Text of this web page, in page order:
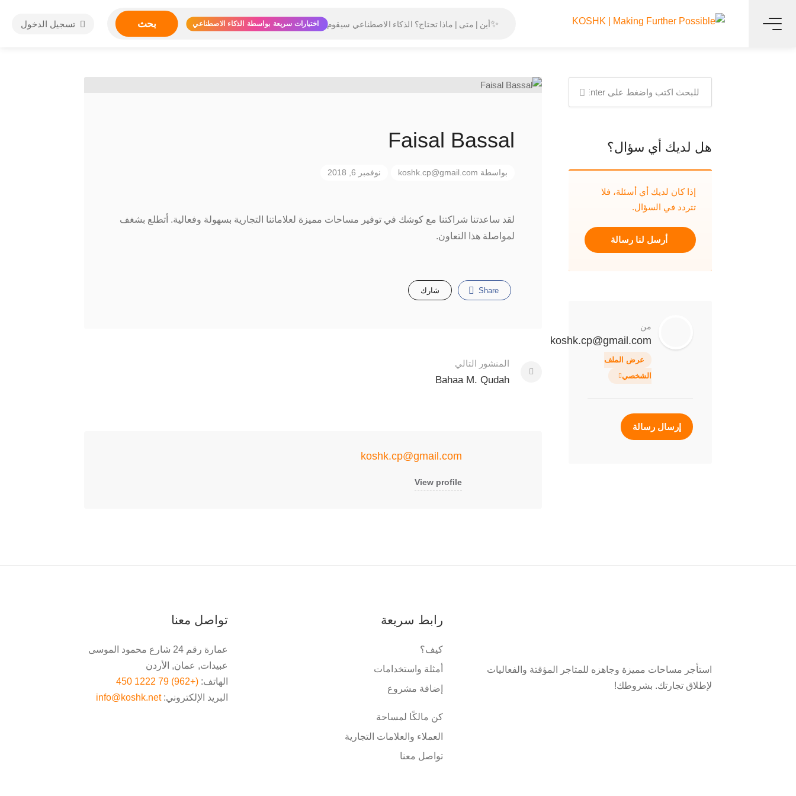
✨ اختيارات سريعة بواسطة الذكاء الاصطناعي بحث تسجيل الدخول
Faisal Bassal
بواسطة koshk.cp@gmail.com نوفمبر 6, 2018
لقد ساعدتنا شراكتنا مع كوشك في توفير مساحات مميزة لعلاماتنا التجارية بسهولة وفعالية. أتطلع بشغف
لمواصلة هذا التعاون.
Share شارك
التنقلالمنشور التالي
Bahaa M. Qudah
koshk.cp@gmail.com
View profile
هل لديك أي سؤال؟
إذا كان لديك أي أسئلة، فلا
تتردد في السؤال.
أرسل لنا رسالة
من
koshk.cp@gmail.com
عرض الملف
الشخصي
إرسال رسالة
استأجر مساحات مميزة وجاهزه للمتاجر المؤقتة والفعاليات
لإطلاق تجارتك. بشروطك!
رابط سريعة
كيف؟
أمثلة واستخدامات
إضافة مشروع
كن مالكًا لمساحة
العملاء والعلامات التجارية
تواصل معنا
تواصل معنا
عمارة رقم 24 شارع محمود الموسى
عبيدات, عمان, الأردن
الهاتف:(+962) 79 1222 450
البريد الإلكتروني:info@koshk.net